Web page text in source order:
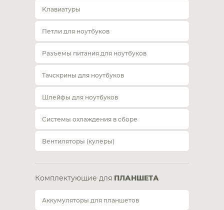
Клавиатуры
Петли для ноутбуков
Разъемы питания для ноутбуков
Тачскрины для ноутбуков
Шлейфы для ноутбуков
Системы охлаждения в сборе
Вентиляторы (кулеры)
Комплектующие для ПЛАНШЕТА
Аккумуляторы для планшетов